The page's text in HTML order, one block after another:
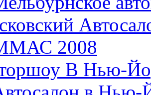
2008
В Нью-